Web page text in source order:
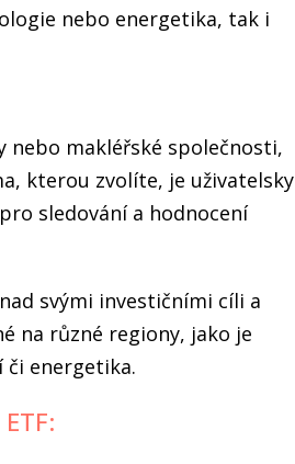
nebo energetika, tak i
nebo makléřské společnosti,
kterou zvolíte, je uživatelsky
sledování a hodnocení
svými investičními cíli a
na různé regiony, jako je
či energetika.